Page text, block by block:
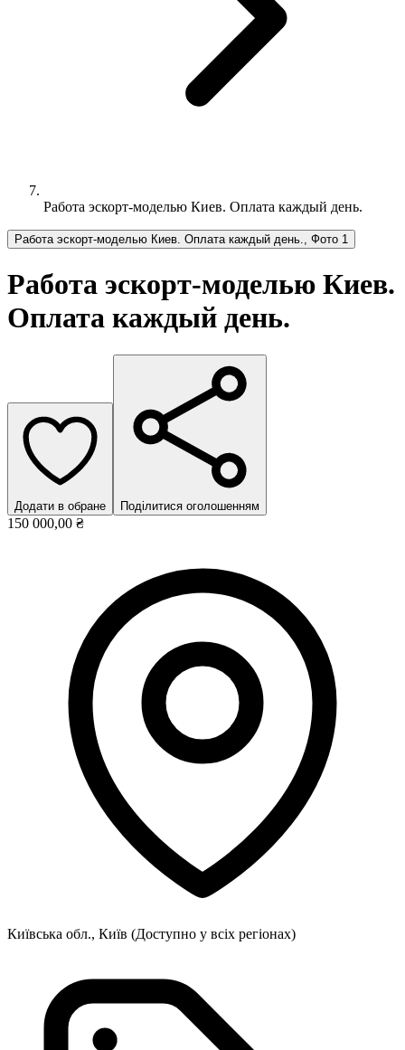
Работа эcкорт-моделью Киев. Оплата каждый день.
Работа эcкорт-моделью Киев. Оплата каждый день., Фото 1
Работа эcкорт-моделью Киев.
Оплата каждый день.
Додати в обране Поділитися оголошенням
150 000,00 ₴
Київська обл., Київ (Доступно у всіх регіонах)